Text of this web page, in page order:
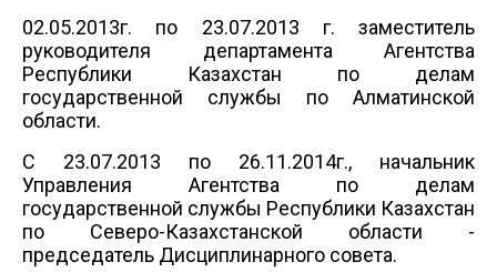
02.05.2013г.
по 23.07.2013 г. заместитель
руководителя департамента Агентства
Республики Казахстан по делам
государственной службы по Алматинской
области.
С 23.07.2013 по 26.11.2014г., начальник
Управления Агентства по делам
государственной службы Республики Казахстан
по Северо-Казахстанской области -
председатель Дисциплинарного совета.